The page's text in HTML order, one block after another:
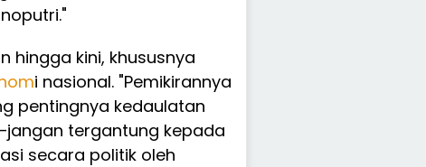
hingga kini, khususnya
i nasional. "Pemikirannya
pentingnya kedaulatan
tergantung kepada
secara politik oleh